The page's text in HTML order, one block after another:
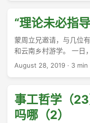
“理论未必指
蒙周立兄邀请，与几位
和云南乡村游学。 一日
访谈了5个村庄，了解包
August 28, 2019 · 3 min
事工哲学（
吗哪（2）